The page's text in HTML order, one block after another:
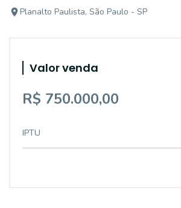
Planalto Paulista, São Paulo - SP
Valor venda
R$ 750.000,00
IPTU